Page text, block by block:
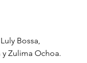
Luly Bossa,
Zulima Ochoa.